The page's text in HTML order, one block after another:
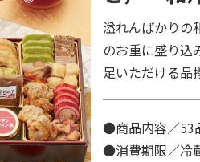
溢れんばかりの
のお重に盛り込
足いただける品
●商品内容／53
●消費期限／冷